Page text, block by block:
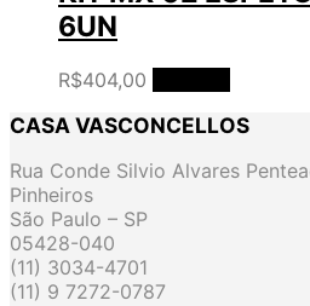
6UN
R$404,00
CASA VASCONCELLOS
Rua Conde Silvio Alvares
Pinheiros
São Paulo – SP
05428-040
(11) 3034-4701
(11) 9 7272-0787